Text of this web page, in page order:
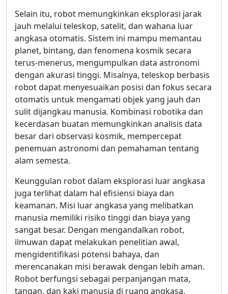
Selain itu, robot memungkinkan eksplorasi jarak
jauh melalui teleskop, satelit, dan wahana luar
angkasa otomatis. Sistem ini mampu memantau
planet, bintang, dan fenomena kosmik secara
terus-menerus, mengumpulkan data astronomi
dengan akurasi tinggi. Misalnya, teleskop berbasis
robot dapat menyesuaikan posisi dan fokus secara
otomatis untuk mengamati objek yang jauh dan
sulit dijangkau manusia. Kombinasi robotika dan
kecerdasan buatan memungkinkan analisis data
besar dari observasi kosmik, mempercepat
penemuan astronomi dan pemahaman tentang
alam semesta.
Keunggulan robot dalam eksplorasi luar angkasa
juga terlihat dalam hal efisiensi biaya dan
keamanan. Misi luar angkasa yang melibatkan
manusia memiliki risiko tinggi dan biaya yang
sangat besar. Dengan mengandalkan robot,
ilmuwan dapat melakukan penelitian awal,
mengidentifikasi potensi bahaya, dan
merencanakan misi berawak dengan lebih aman.
Robot berfungsi sebagai perpanjangan mata,
tangan, dan kaki manusia di ruang angkasa,